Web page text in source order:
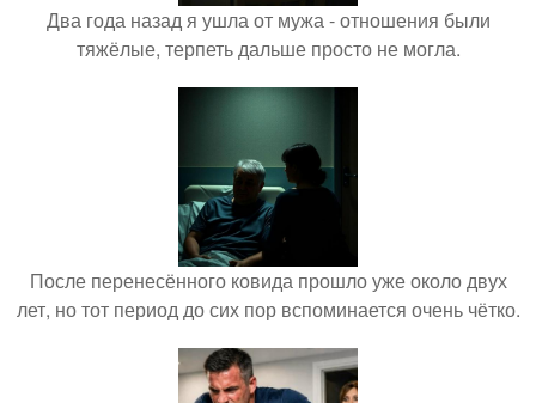
Два года назад я ушла от мужа - отношения были
тяжёлые, терпеть дальше просто не могла.
После перенесённого ковида прошло уже около двух
лет, но тот период до сих пор вспоминается очень чётко.